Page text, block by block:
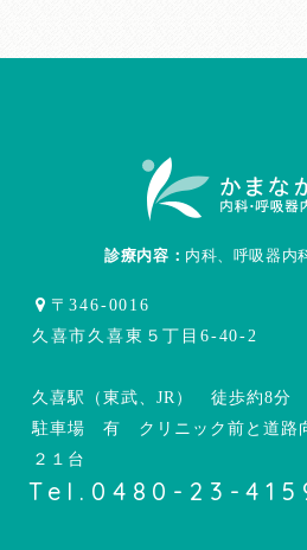
診療内容： 内科、呼吸器内
〒346-0016
久喜市久喜東５丁目6-40-2
久喜駅（東武、JR） 徒歩約8分
駐車場 有 クリニック前と道路
２１台
Tel.0480-23-